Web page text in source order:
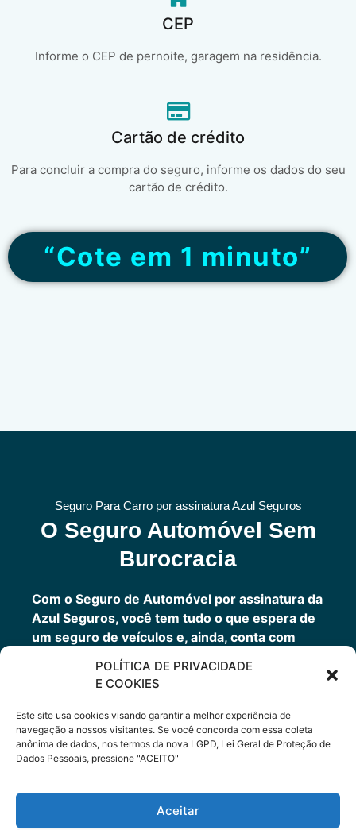
POLÍTICA DE PRIVACIDADE
E COOKIES
Este site usa cookies visando garantir a melhor experiência de
navegação a nossos visitantes. Se você concorda com essa coleta
anônima de dados, nos termos da nova LGPD, Lei Geral de Proteção de
Dados Pessoais, pressione "ACEITO"
Aceitar
CEP
Informe o CEP de pernoite, garagem na residência.
Cartão de crédito
Para concluir a compra do seguro, informe os dados do seu
cartão de crédito.
“Cote em 1 minuto”
Seguro Para Carro por assinatura Azul Seguros
O Seguro Automóvel Sem
Burocracia
Com o Seguro de Automóvel por assinatura da
Azul Seguros, você tem tudo o que espera de
um seguro de veículos e, ainda, conta com
outros benefícios disponíveis 24h.
Você tem um seguro completo com a garantia
Porto Seguro.